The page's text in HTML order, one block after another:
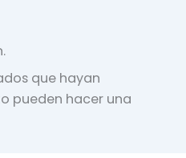
que hayan
pueden hacer una